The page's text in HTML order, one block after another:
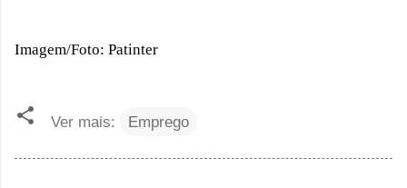
Imagem/Foto: Patinter
Ver mais: Emprego